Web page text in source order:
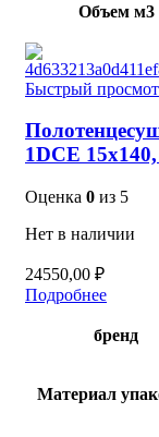
Объем м3
Быстрый
1DCE
Оценка 0 из 5
Нет в наличии
24550,00 ₽
Подробнее
бренд
Материал